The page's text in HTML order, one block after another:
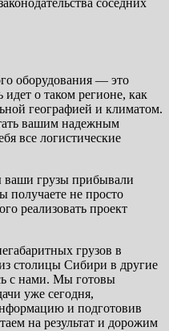
соседних
оборудования — это
идет о таком регионе, как
географией и климатом.
вашим надежным
все логистические
грузы прибывали
получаете не просто
реализовать проект
грузов в
столицы Сибири в другие
с нами. Мы готовы
уже сегодня,
и подготовив
на результат и дорожим